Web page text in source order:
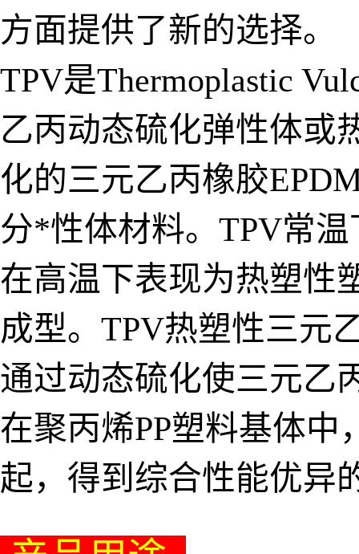
方面提供了新的选择。
TPV是Thermoplastic
乙丙动态硫化弹性体或
化的三元乙丙橡胶
分*性体材料。TPV常
在高温下表现为热塑性
成型。TPV热塑性三元
通过动态硫化使三元乙
在聚丙烯PP塑料基体
起，得到综合性能优异